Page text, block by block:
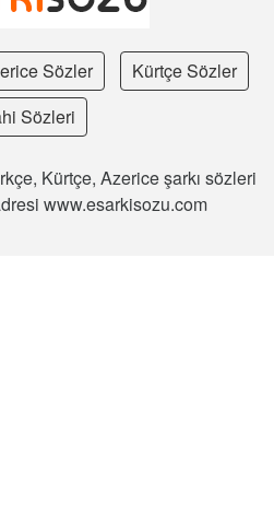
Sözler
Kürtçe Sözler
Sözleri
Kürtçe, Azerice şarkı sözleri
www.esarkisozu.com